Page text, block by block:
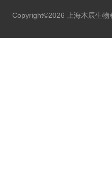
Copyright©2026 上海木辰生